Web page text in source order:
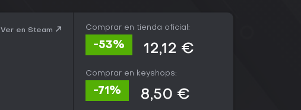
Ver en Steam Comprar en tienda oficial:
-53% 12,12 €
Comprar en keyshops:
-71% 8,50 €